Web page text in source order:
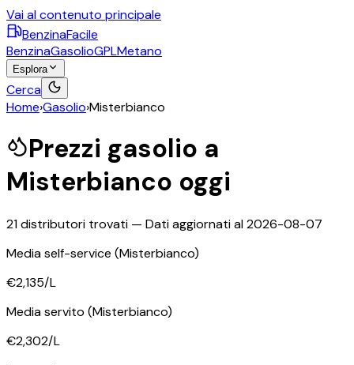
Vai al contenuto principale
BenzinaFacile
BenzinaGasolioGPLMetano
Esplora
Cerca
Home›Gasolio›Misterbianco
Prezzi gasolio a
Misterbianco oggi
21distributori trovati — Dati aggiornati al2026-08-07
Media self-service (Misterbianco)
€2,135/L
Media servito (Misterbianco)
€2,302/L